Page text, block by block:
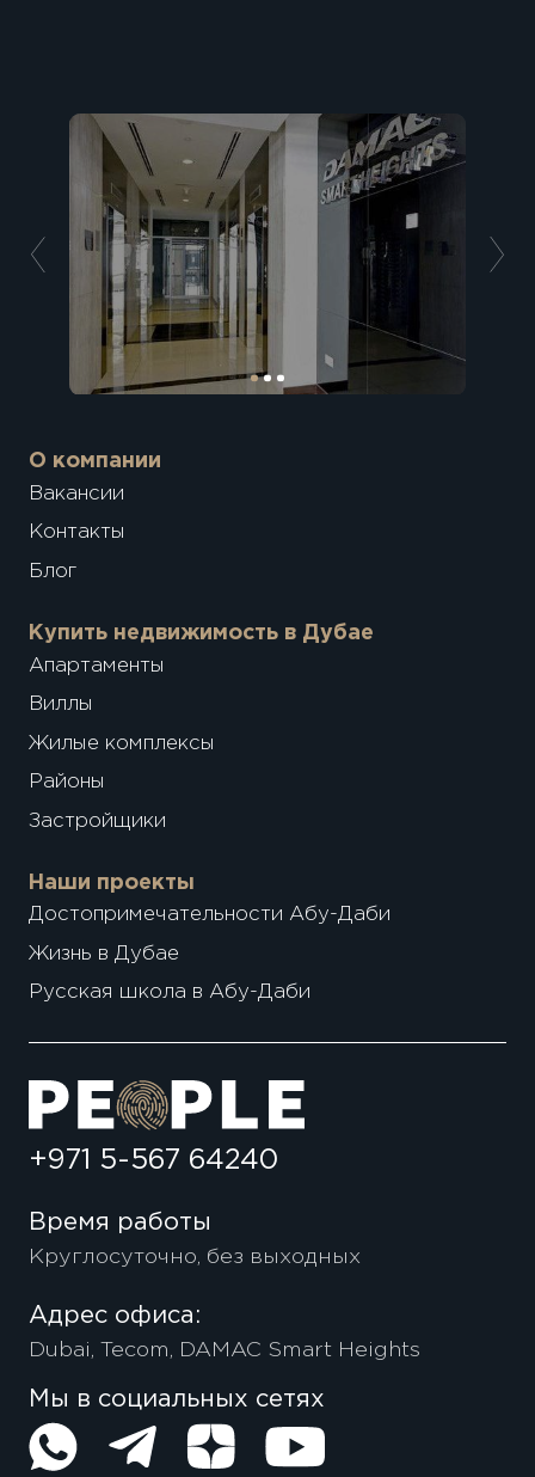
О компании
Вакансии
Контакты
Блог
Купить недвижимость в Дубае
Апартаменты
Виллы
Жилые комплексы
Районы
Застройщики
Наши проекты
Достопримечательности Абу-Даби
Жизнь в Дубае
Русская школа в Абу-Даби
+971 5-567 64240
Время работы
Круглосуточно, без выходных
Адрес офиса:
Dubai, Tecom, DAMAC Smart Heights
Мы в социальных сетях